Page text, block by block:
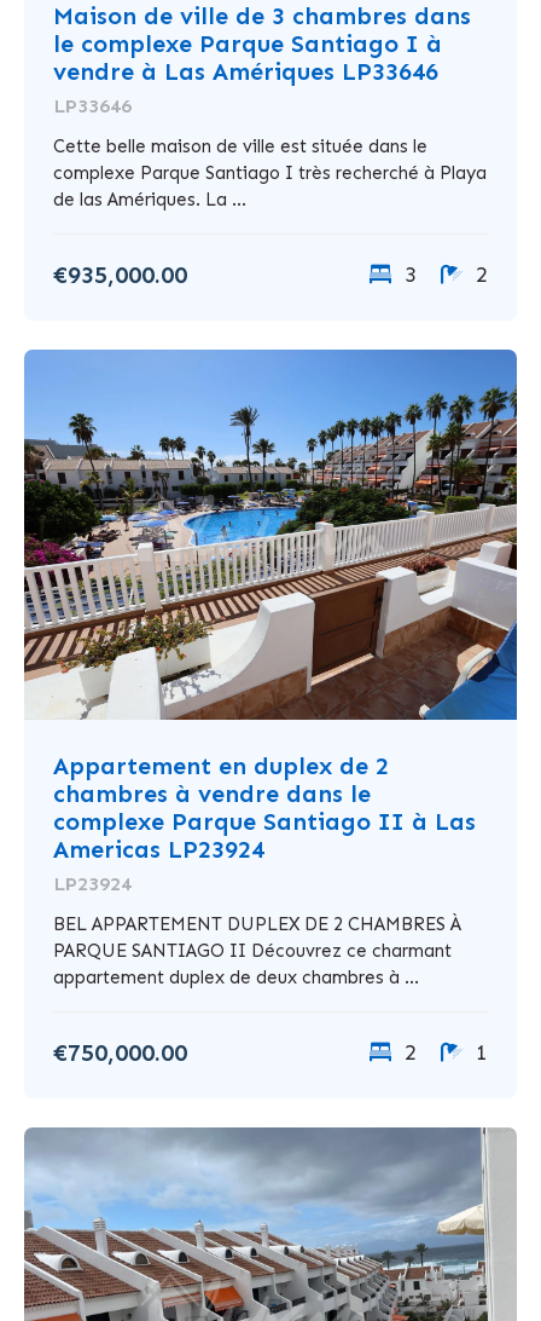
Maison de ville de 3 chambres dans
le complexe Parque Santiago I à
vendre à Las Amériques LP33646
LP33646
Cette belle maison de ville est située dans le
complexe Parque Santiago I très recherché à Playa
de las Amériques. La ...
€935,000.00 3 2
Appartement en duplex de 2
chambres à vendre dans le
complexe Parque Santiago II à Las
Americas LP23924
LP23924
BEL APPARTEMENT DUPLEX DE 2 CHAMBRES À
PARQUE SANTIAGO II Découvrez ce charmant
appartement duplex de deux chambres à ...
€750,000.00 2 1